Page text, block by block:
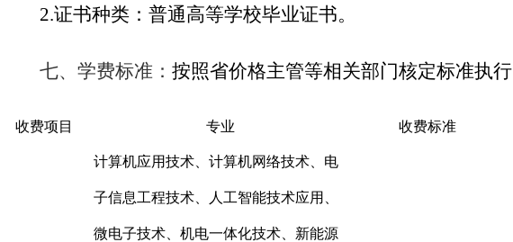
2.证书种类：普通高等学校毕业证书。
七、学费标准： 按照省价格主管等相关部门核定标准执行
收费项目 专业 收费标准
计算机应用技术、计算机网络技术、电
子信息工程技术、人工智能技术应用、
微电子技术、机电一体化技术、新能源